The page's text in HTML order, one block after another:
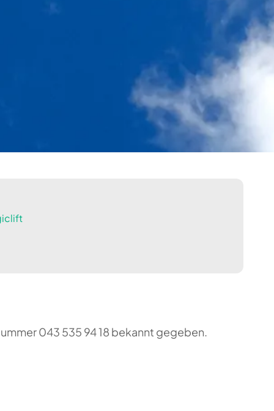
043 535 94 18 bekannt gegeben.